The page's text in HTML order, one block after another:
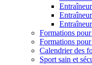
Formations
Formations
Calendrier des
Sport sain et